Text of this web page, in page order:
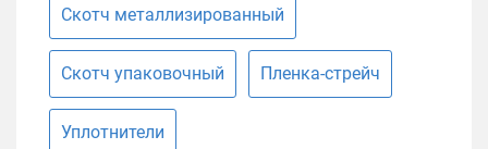
Скотч металлизированный
Скотч упаковочный Пленка-стрейч
Уплотнители